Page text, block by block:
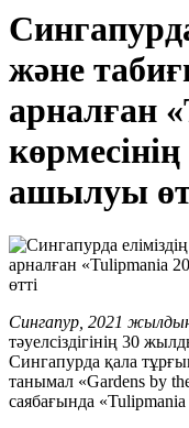
және
арналған
ашылуы
Сингапур, 2021
тәуелсіздігінің 30
Сингапурда қала
танымал «Gardens by
саябағында